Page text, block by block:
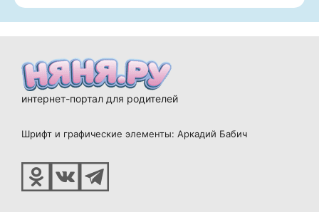
интернет-портал для родителей
Шрифт и графические элементы: Аркадий Бабич